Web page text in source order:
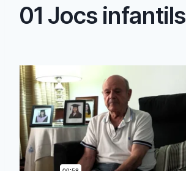
01 Jocs infantils